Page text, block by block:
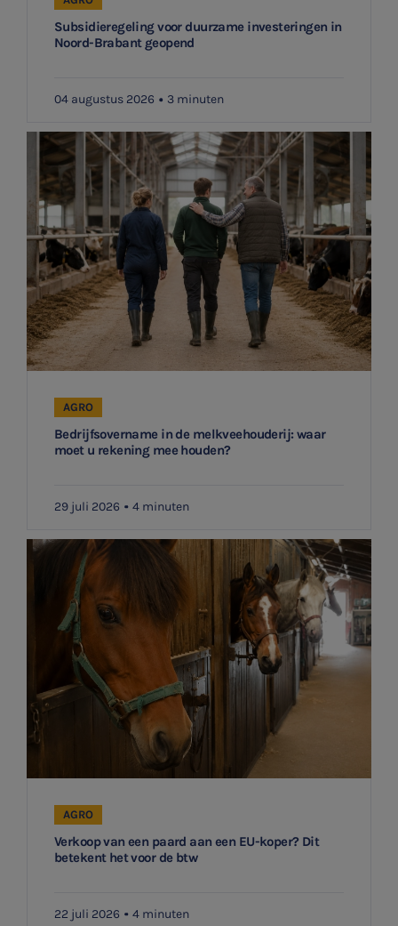
Subsidieregeling voor duurzame investeringen in
Noord-Brabant geopend
04 augustus 2026 3 minuten
Bedrijfsovername in de melkveehouderij: waar
moet u rekening mee houden?
AGRO
29 juli 2026 4 minuten
Verkoop van een paard aan een EU-koper? Dit
betekent het voor de btw
AGRO
22 juli 2026 4 minuten